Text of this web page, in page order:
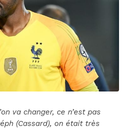
va changer, ce n’est pas
(Cassard), on était très